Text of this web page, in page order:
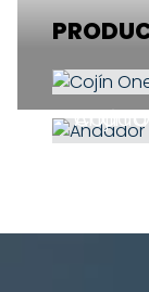
Cojín